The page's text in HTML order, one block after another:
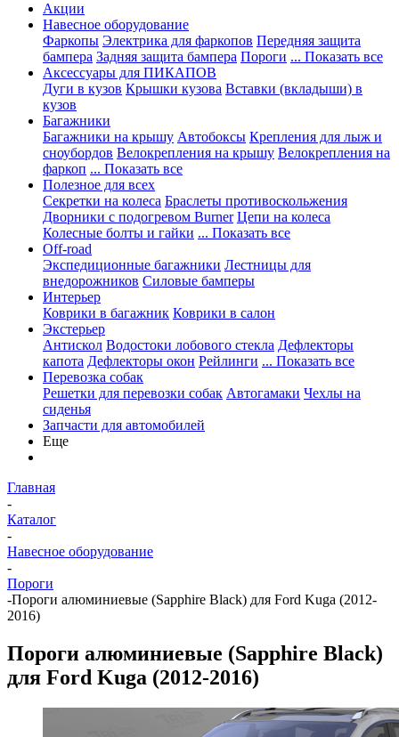
Акции
Навесное оборудование
Фаркопы Электрика для фаркопов Передняя защита
бампера Задняя защита бампера Пороги ... Показать все
Аксессуары для ПИКАПОВ
Дуги в кузов Крышки кузова Вставки (вкладыши) в
кузов
Багажники
Багажники на крышу Автобоксы Крепления для лыж и
сноубордов Велокрепления на крышу Велокрепления на
фаркоп ... Показать все
Полезное для всех
Секретки на колеса Браслеты противоскольжения
Дворники с подогревом Burner Цепи на колеса
Колесные болты и гайки ... Показать все
Off-road
Экспедиционные багажники Лестницы для
внедорожников Силовые бамперы
Интерьер
Коврики в багажник Коврики в салон
Экстерьер
Антискол Водостоки лобового стекла Дефлекторы
капота Дефлекторы окон Рейлинги ... Показать все
Перевозка собак
Решетки для перевозки собак Автогамаки Чехлы на
сиденья
Запчасти для автомобилей
Еще
Главная
-
Каталог
-
Навесное оборудование
-
Пороги
-Пороги алюминиевые (Sapphire Black) для Ford Kuga (2012-
2016)
Пороги алюминиевые (Sapphire Black)
для Ford Kuga (2012-2016)